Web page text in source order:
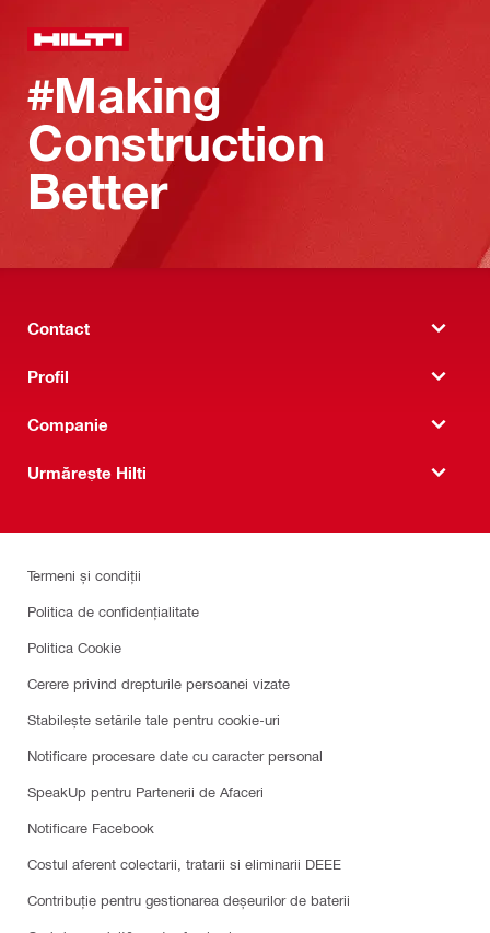
#Making
Construction
Better
Contact
Profil
Companie
Urmărește Hilti
Termeni și condiții
Politica de confidențialitate
Politica Cookie
Cerere privind drepturile persoanei vizate
Stabilește setările tale pentru cookie-uri
Notificare procesare date cu caracter personal
SpeakUp pentru Partenerii de Afaceri
Notificare Facebook
Costul aferent colectarii, tratarii si eliminarii DEEE
Contribuție pentru gestionarea deșeurilor de baterii